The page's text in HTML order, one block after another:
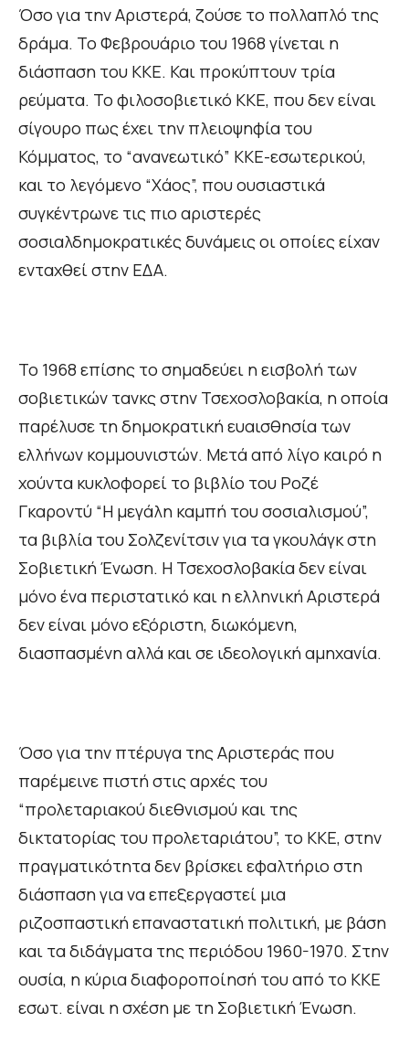
Όσο για την Αριστερά, ζούσε το πολλαπλό της
δράμα. Το Φεβρουάριο του 1968 γίνεται η
διάσπαση του ΚΚΕ. Και προκύπτουν τρία
ρεύματα. Το φιλοσοβιετικό ΚΚΕ, που δεν είναι
σίγουρο πως έχει την πλειοψηφία του
Κόμματος, το “ανανεωτικό” ΚΚΕ-εσωτερικού,
και το λεγόμενο “Χάος”, που ουσιαστικά
συγκέντρωνε τις πιο αριστερές
σοσιαλδημοκρατικές δυνάμεις οι οποίες είχαν
ενταχθεί στην ΕΔΑ.
Το 1968 επίσης το σημαδεύει η εισβολή των
σοβιετικών τανκς στην Τσεχοσλοβακία, η οποία
παρέλυσε τη δημοκρατική ευαισθησία των
ελλήνων κομμουνιστών. Μετά από λίγο καιρό η
χούντα κυκλοφορεί το βιβλίο του Ροζέ
Γκαροντύ “Η μεγάλη καμπή του σοσιαλισμού”,
τα βιβλία του Σολζενίτσιν για τα γκουλάγκ στη
Σοβιετική Ένωση. Η Τσεχοσλοβακία δεν είναι
μόνο ένα περιστατικό και η ελληνική Αριστερά
δεν είναι μόνο εξόριστη, διωκόμενη,
διασπασμένη αλλά και σε ιδεολογική αμηχανία.
Όσο για την πτέρυγα της Αριστεράς που
παρέμεινε πιστή στις αρχές του
“προλεταριακού διεθνισμού και της
δικτατορίας του προλεταριάτου”, το ΚΚΕ, στην
πραγματικότητα δεν βρίσκει εφαλτήριο στη
διάσπαση για να επεξεργαστεί μια
ριζοσπαστική επαναστατική πολιτική, με βάση
και τα διδάγματα της περιόδου 1960-1970. Στην
ουσία, η κύρια διαφοροποίησή του από το ΚΚΕ
εσωτ. είναι η σχέση με τη Σοβιετική Ένωση.